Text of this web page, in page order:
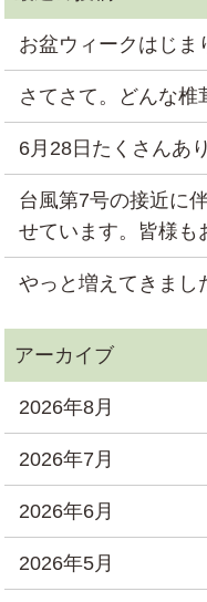
お盆ウィークはじま
さてさて。どんな椎
6月28日たくさんあ
台風第7号の接近に
せています。皆様も
やっと増えてきまし
2026年8月
2026年7月
2026年6月
2026年5月